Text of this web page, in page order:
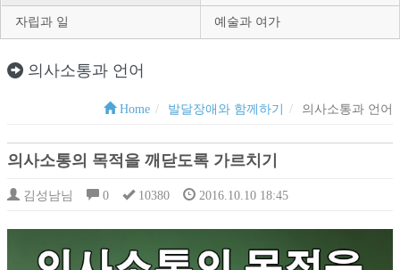
자립과 일 예술과 여가
의사소통과 언어
Home 발달장애와 함께하기 의사소통과 언어
의사소통의 목적을 깨닫도록 가르치기
김성남님 0 10380 2016.10.10 18:45